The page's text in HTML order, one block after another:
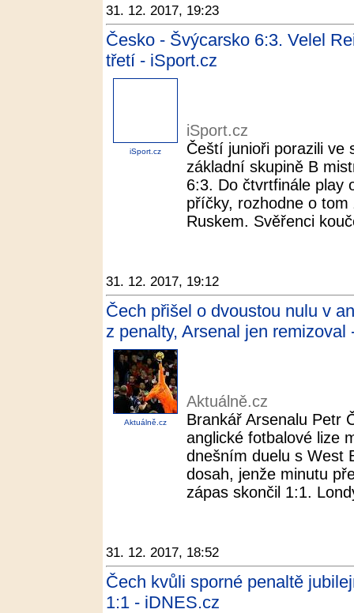
31. 12. 2017, 19:23
Česko - Švýcarsko 6:3. Velel
třetí - iSport.cz
iSport.cz
iSport.cz
Čeští junioři porazili ve
základní skupině B
6:3. Do čtvrtfinále play
příčky, rozhodne o
Ruskem. Svěřenci
31. 12. 2017, 19:12
Čech přišel o dvoustou nulu v
z penalty, Arsenal jen remizoval
Aktuálně.cz
Aktuálně.cz
Brankář Arsenalu Petr
anglické fotbalové lize
dnešním duelu s West
dosah, jenže minutu
zápas skončil 1:1.
31. 12. 2017, 18:52
Čech kvůli sporné penaltě
1:1 - iDNES.cz